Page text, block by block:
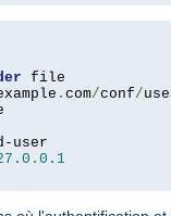
. com/conf/
user
. 0.1